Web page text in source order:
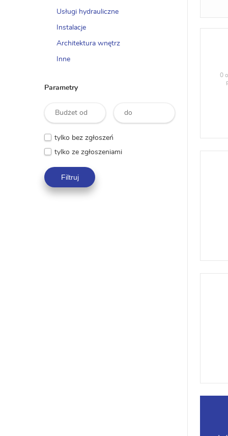
0
Usługi hydrauliczne
Instalacje
Architektura wnętrz
Inne
Parametry
tylko bez zgłoszeń
tylko ze zgłoszeniami
Filtruj